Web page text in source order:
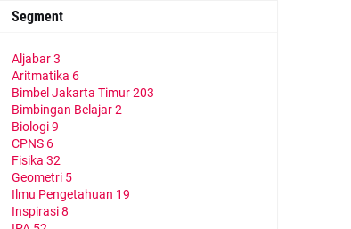
Segment
Aljabar3
Aritmatika 6
Bimbel Jakarta Timur203
Bimbingan Belajar2
Biologi9
CPNS 6
Fisika 32
Geometri 5
Ilmu Pengetahuan 19
Inspirasi8